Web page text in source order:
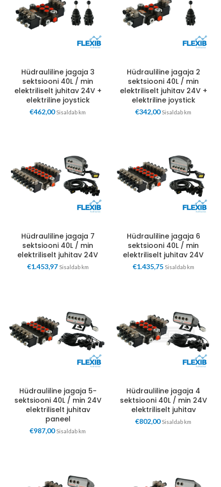
Hüdrauliline jagaja 3
sektsiooni 40L / min
elektriliselt juhitav 24V +
elektriline joystick
€462,00 Sisaldab km
Hüdrauliline jagaja 2
sektsiooni 40L / min
elektriliselt juhitav 24V +
elektriline joystick
€342,00 Sisaldab km
Hüdrauliline jagaja 7
sektsiooni 40L / min
elektriliselt juhitav 24V
€1.453,97 Sisaldab km
Hüdrauliline jagaja 6
sektsiooni 40L / min
elektriliselt juhitav 24V
€1.435,75 Sisaldab km
Hüdrauliline jagaja 5-
sektsiooni 40L / min 24V
elektriliselt juhitav
paneel
€987,00 Sisaldab km
Hüdrauliline jagaja 4
sektsiooni 40L / min 24V
elektriliselt juhitav
€802,00 Sisaldab km